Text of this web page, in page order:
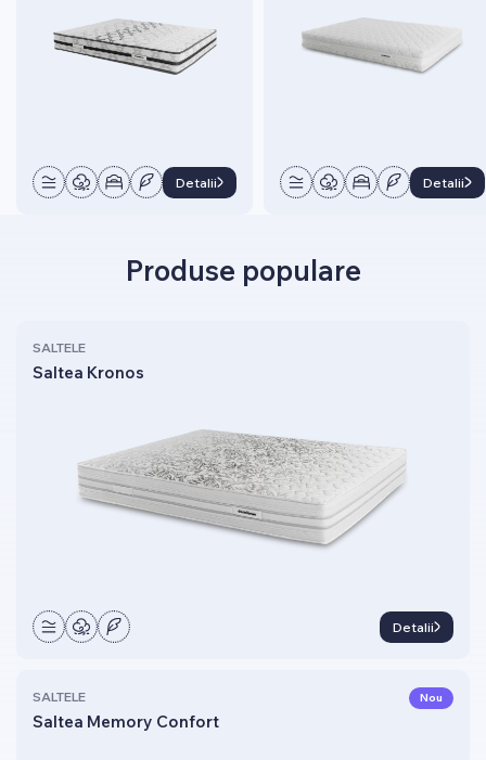
Detalii Detalii
Produse populare
SALTELE
Saltea Kronos
Detalii
SALTELE
Saltea Memory Confort
Nou